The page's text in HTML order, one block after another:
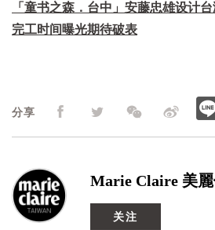
「童书之森．台中」安藤忠雄设计
完工时间曝光期待破表
分享
Marie Claire 美麗
关注